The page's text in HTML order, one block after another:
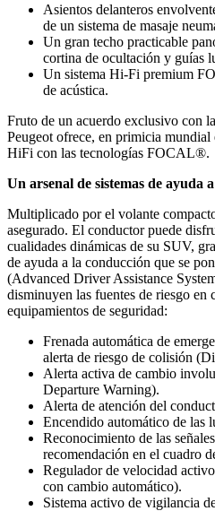
Asientos delanteros
de un sistema de masaje
Un gran techo practicable
cortina de ocultación y guías
Un sistema Hi-Fi premium
de acústica.
Fruto de un acuerdo exclusivo con
Peugeot ofrece, en primicia
HiFi con las tecnologías FOCAL®.
Un arsenal de sistemas de ayuda
Multiplicado por el volante
asegurado. El conductor puede
cualidades dinámicas de su SUV,
de ayuda a la conducción que se
(Advanced Driver Assistance
disminuyen las fuentes de riesgo en
equipamientos de seguridad:
Frenada automática de
alerta de riesgo de colisión
Alerta activa de cambio
Departure Warning).
Alerta de atención del
Encendido automático de las
Reconocimiento de las
recomendación en el cuadro
Regulador de velocidad
con cambio automático).
Sistema activo de vigilancia